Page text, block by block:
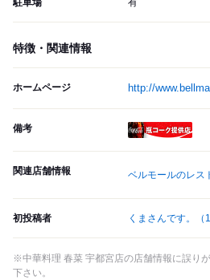
駐車場 有
特徴・関連情報
ホームページ http://
備考
関連店舗情報 ベルモールのレス
初投稿者 くまさんです。
※中華料理 春菜 宇都宮店の店舗情報に誤り
下さい。